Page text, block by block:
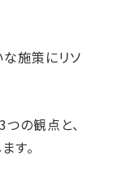
施策にリソ
の観点と、
す。